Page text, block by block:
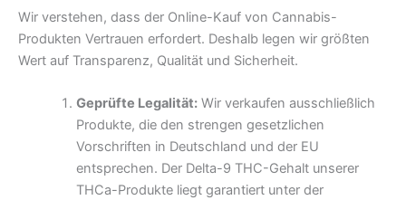
Wir verstehen, dass der Online-Kauf von Cannabis-
Produkten Vertrauen erfordert. Deshalb legen wir größten
Wert auf Transparenz, Qualität und Sicherheit.
Geprüfte Legalität:Wir verkaufen ausschließlich
Produkte, die den strengen gesetzlichen
Vorschriften in Deutschland und der EU
entsprechen. Der Delta-9 THC-Gehalt unserer
THCa-Produkte liegt garantiert unter der